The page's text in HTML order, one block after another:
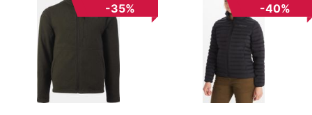
-35% -40%